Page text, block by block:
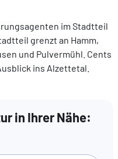
suchen
im Stadtteil
grenzt an Hamm,
und Pulvermühl. Cents
ins Alzettetal.
in Ihrer Nähe: